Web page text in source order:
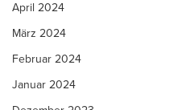
April 2024
März 2024
Februar 2024
Januar 2024